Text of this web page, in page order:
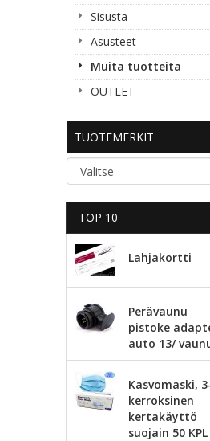
Sisusta
Asusteet
Muita tuotteita
OUTLET
TUOTEMERKIT
TOP 10
Lahjakortti
Perävaunu
pistoke
auto 13/
Kasvomaski,
kerroksinen
kertakäyttö
suojain 50 KPL